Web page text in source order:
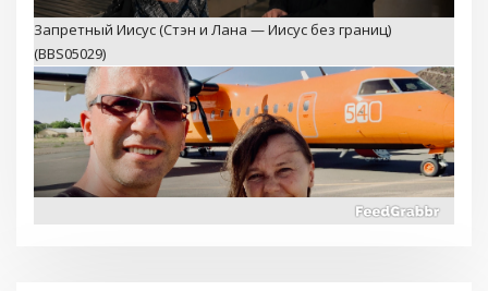
(BBS05029)
Иди по Воде — Библейские школы и миссия в Кении